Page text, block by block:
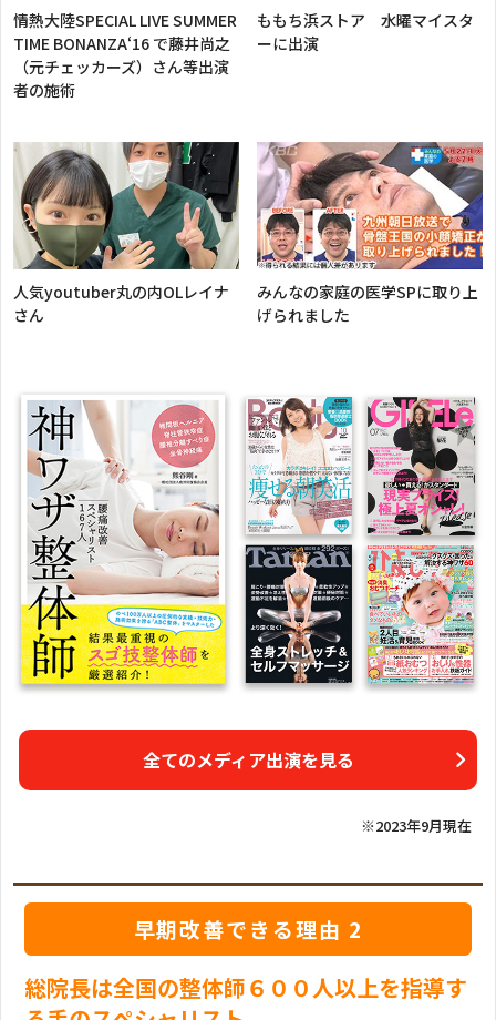
ソフトすぎてびっくりの施術
2022年10月10日
2022年10月9日
小さいころのケガや日頃の癖で・・・
2022年10月7日
変形性股関節症で歩くのも辛い状態でした
2022年9月28日
外反母趾の毎日の痛みが・・・
足底筋膜炎で来院しました
情熱大陸SPECIAL LIVE SUMMER
TIME BONANZA‘16 で藤井尚之
（元チェッカーズ）さん等出演
者の施術
ももち浜ストア 水曜マイスタ
ーに出演
人気youtuber丸の内OLレイナ
さん
みんなの家庭の医学SPに取り上
げられました
全てのメディア出演を見る
※2023年9月現在
早期改善できる理由 2
総院長は全国の整体師６００人以上を指導す